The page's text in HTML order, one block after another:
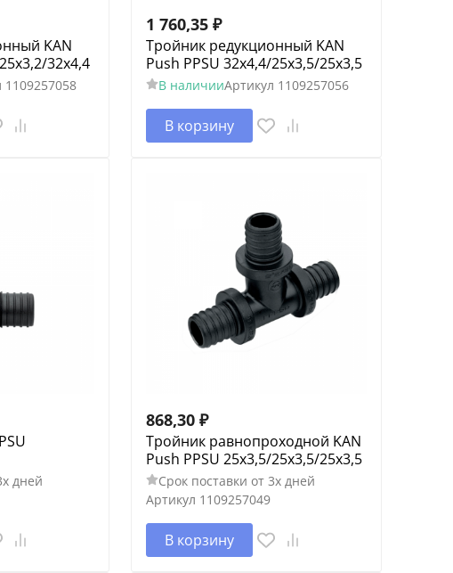
KAN
32х4,4
1109257058
1 760,35 ₽
Тройник редукционный KAN
Push PPSU 32х4,4/25х3,5/25х3,5
В наличииАртикул 1109257056
В корзину
дней
868,30 ₽
Тройник равнопроходной KAN
Push PPSU 25х3,5/25х3,5/25х3,5
Срок поставки от 3х дней
Артикул 1109257049
В корзину